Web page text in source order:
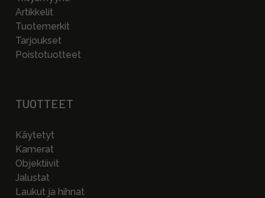
Artikkelit
Tuotemerkit
Tarjoukset
Poistotuotteet
TUOTTEET
Käytetyt
Kamerat
Objektiivit
Jalustat
Laukut ja hihnat